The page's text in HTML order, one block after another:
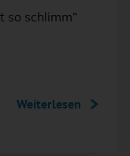
so schlimm“
Weiterlesen